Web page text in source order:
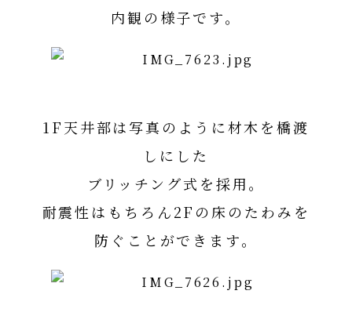
内観の様子です。
1F天井部は写真のように材木を橋渡
しにした
ブリッチング式を採用。
耐震性はもちろん2Fの床のたわみを
防ぐことができます。